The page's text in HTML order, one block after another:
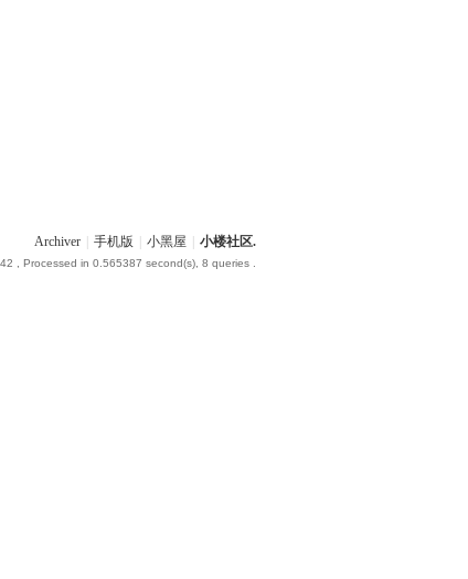
Archiver 手机版 小黑屋 小楼社区.
, Processed in 0.565387 second(s), 8 queries .